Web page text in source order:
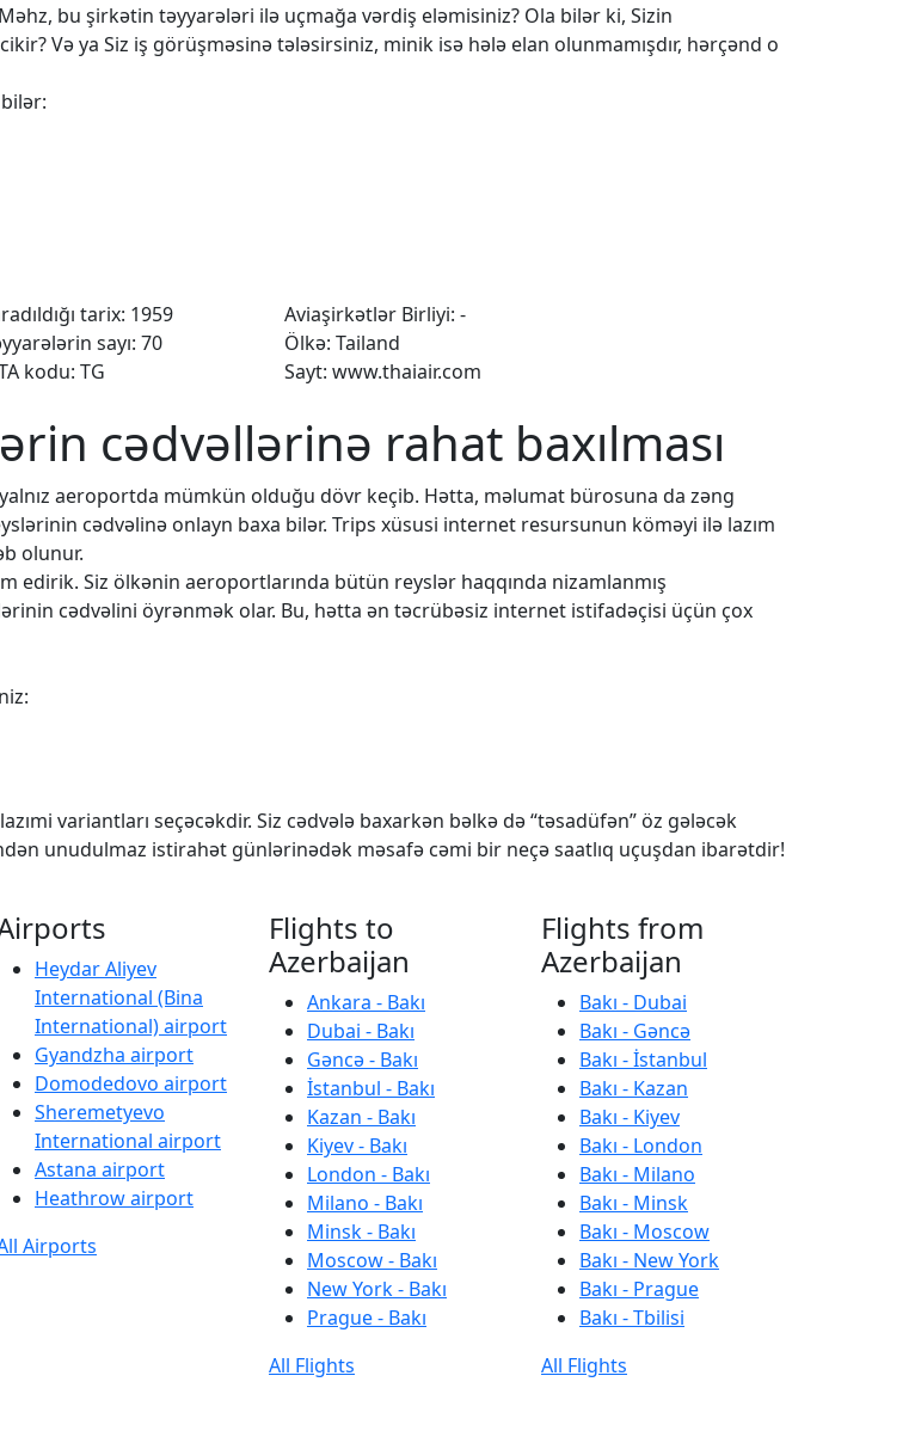
bu şirkətin təyyarələri ilə uçmağa vərdiş eləmisiniz? Ola bilər ki, Sizin
Və ya Siz iş görüşməsinə tələsirsiniz, minik isə hələ elan olunmamışdır, hərçənd o
tarix: 1959
sayı: 70
kodu: TG
Aviaşirkətlər Birliyi: -
Ölkə: Tailand
Sayt: www.thaiair.com
cədvəllərinə rahat baxılması
aeroportda mümkün olduğu dövr keçib. Hətta, məlumat bürosuna da zəng
cədvəlinə onlayn baxa bilər. Trips xüsusi internet resursunun köməyi ilə lazım
olunur.
Siz ölkənin aeroportlarında bütün reyslər haqqında nizamlanmış
cədvəlini öyrənmək olar. Bu, hətta ən təcrübəsiz internet istifadəçisi üçün çox
variantları seçəcəkdir. Siz cədvələ baxarkən bəlkə də “təsadüfən” öz gələcək
unudulmaz istirahət günlərinədək məsafə cəmi bir neçə saatlıq uçuşdan ibarətdir!
Heydar Aliyev
International (Bina
International) airport
Gyandzha airport
Domodedovo airport
Sheremetyevo
International airport
Astana airport
Heathrow airport
Airports
Flights to
Azerbaijan
Ankara - Bakı
Dubai - Bakı
Gəncə - Bakı
İstanbul - Bakı
Kazan - Bakı
Kiyev - Bakı
London - Bakı
Milano - Bakı
Minsk - Bakı
Moscow - Bakı
New York - Bakı
Prague - Bakı
All Flights
Flights from
Azerbaijan
Bakı - Dubai
Bakı - Gəncə
Bakı - İstanbul
Bakı - Kazan
Bakı - Kiyev
Bakı - London
Bakı - Milano
Bakı - Minsk
Bakı - Moscow
Bakı - New York
Bakı - Prague
Bakı - Tbilisi
All Flights